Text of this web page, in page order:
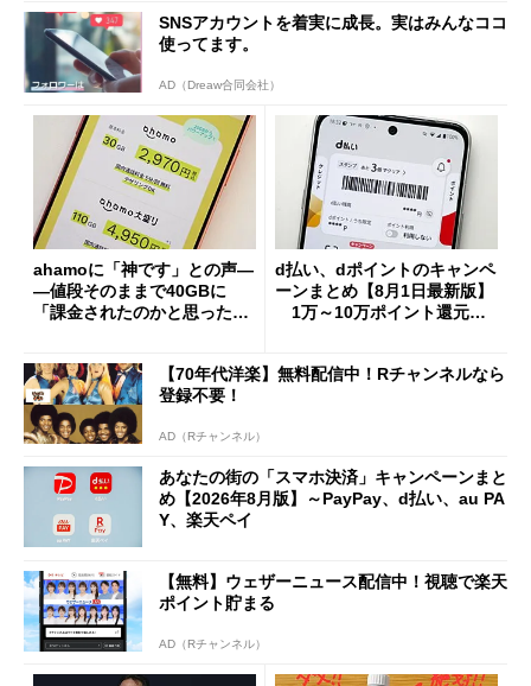
SNSアカウントを着実に成長。実はみんなココ
使ってます。
AD（Dreaw合同会社）
ahamoに「神です」との声―
―値段そのままで40GBに
「課金されたのかと思った」
d払い、dポイントのキャンペ
ーンまとめ【8月1日最新版】
1万～10万ポイント還元の
【70年代洋楽】無料配信中！Rチャンネルなら
登録不要！
AD（Rチャンネル）
あなたの街の「スマホ決済」キャンペーンまと
め【2026年8月版】～PayPay、d払い、au PA
Y、楽天ペイ
【無料】ウェザーニュース配信中！視聴で楽天
ポイント貯まる
AD（Rチャンネル）